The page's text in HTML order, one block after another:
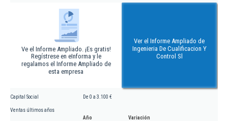
Ve el Informe Ampliado. ¡Es gratis!
Regístrese en eInforma y le
regalamos el Informe Ampliado de
esta empresa
Ver el Informe Ampliado de
Ingenieria De Cualificacion Y
Control Sl
Capital Social De 0 a 3.100 €
Ventas últimos años
Año
Variación